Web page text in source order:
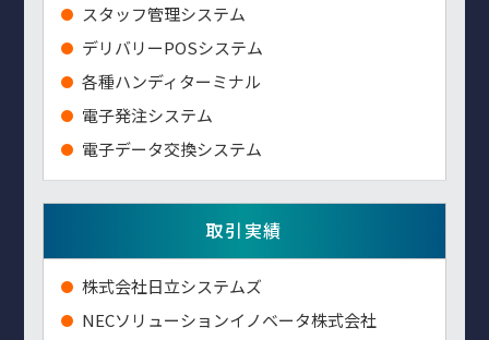
スタッフ管理システム
デリバリーPOSシステム
各種ハンディターミナル
電子発注システム
電子データ交換システム
取引実績
株式会社日立システムズ
NECソリューションイノベータ株式会社